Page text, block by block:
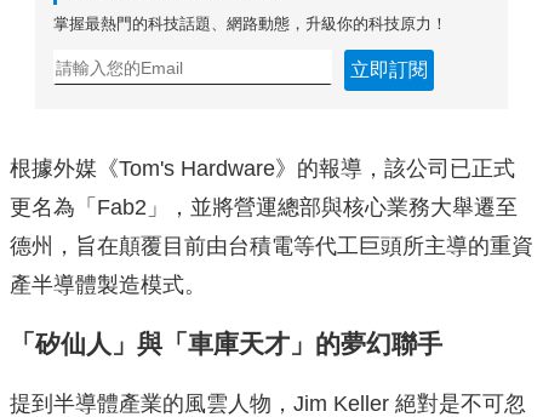
掌握最熱門的科技話題、網路動態，升級你的科技原力！
立即訂閱
根據外媒《Tom's Hardware》的報導，該公司已正式
更名為「Fab2」，並將營運總部與核心業務大舉遷至
德州，旨在顛覆目前由台積電等代工巨頭所主導的重資
產半導體製造模式。
「矽仙人」與「車庫天才」的夢幻聯手
提到半導體產業的風雲人物，Jim Keller 絕對是不可忽